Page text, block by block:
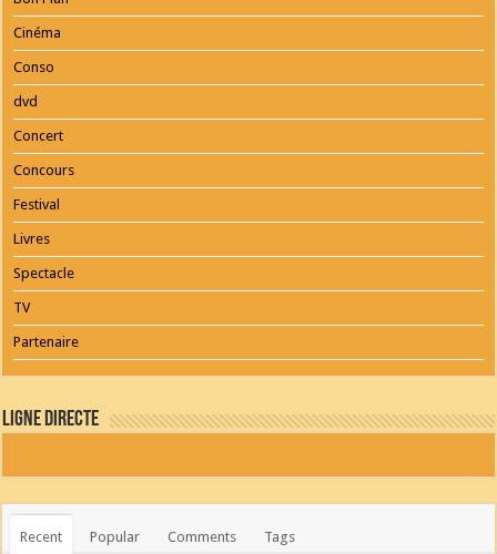
Cinéma
Conso
dvd
Concert
Concours
Festival
Livres
Spectacle
TV
Partenaire
Ligne Directe
Recent Popular Comments Tags